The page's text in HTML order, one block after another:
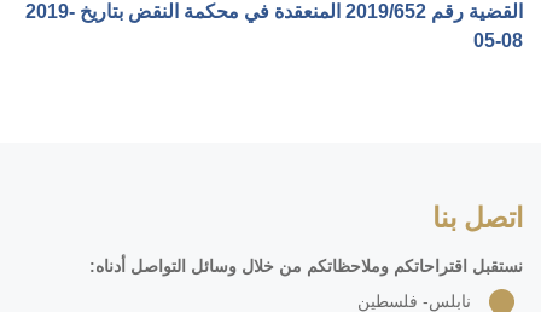
القضية رقم ‎652‏/‎2019‏ المنعقدة في محكمة النقض بتاريخ ‎2019-
05-08‏
اتصل بنا
نستقبل اقتراحاتكم وملاحظاتكم من خلال وسائل التواصل أدناه:
نابلس- فلسطين